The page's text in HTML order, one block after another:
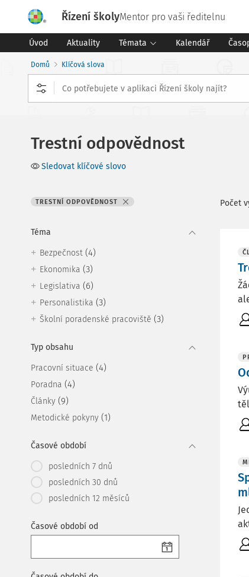
Řízení školyMentor pro vaši ředitelnu
Úvod Aktuality Témata Kalendář
Domů Klíčová slova
Trestní odpovědnost
Sledovat klíčové slovo
TRESTNÍ ODPOVĚDNOST
Téma
Bezpečnost (4)
Ekonomika (3)
Legislativa (6)
Personalistika (3)
Školní poradenské pracoviště (3)
Typ obsahu
Pracovní situace (4)
Poradna (4)
Články (9)
Metodické pokyny (1)
Časové období
posledních 7 dnů
posledních 30 dnů
posledních 12 měsíců
Časové období od
Počet